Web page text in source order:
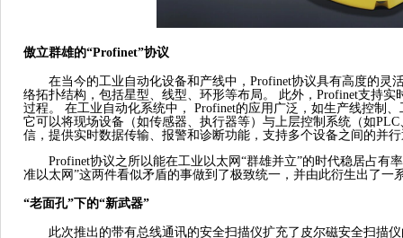
傲立群雄的“Profinet”协议
在当今的工业自动化设备和产线中， Profinet协议具有高度的灵
络拓扑结构，包括星型、线型、环形等布局。 此外，Profinet支持
过程。 在工业自动化系统中， Profinet的应用广泛，如生产线控制
它可以将现场设备（如传感器、执行器等）与上层控制系统（如
信，提供实时数据传输、报警和诊断功能，支持多个设备之间的并
Profinet协议之所以能在工业以太网“群雄并立”的时代稳居占有
准以太网”这两件看似矛盾的事做到了极致统一，并由此衍生出了一
“老面孔”下的“新武器”
此次推出的带有总线通讯的安全扫描仪扩充了皮尔磁安全扫描